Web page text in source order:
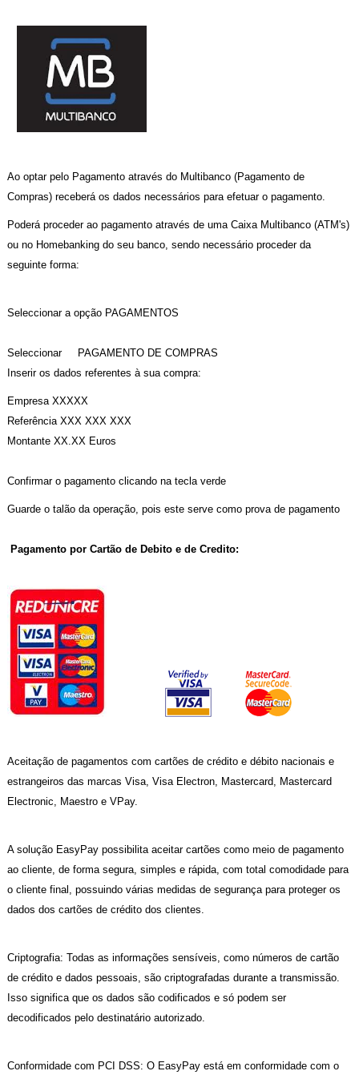
Ao optar pelo Pagamento através do Multibanco (Pagamento de
Compras) receberá os dados necessários para efetuar o pagamento.
Poderá proceder ao pagamento através de uma Caixa Multibanco (ATM's)
ou no Homebanking do seu banco, sendo necessário proceder da
seguinte forma:
Seleccionar a opção PAGAMENTOS
Seleccionar PAGAMENTO DE COMPRAS
Inserir os dados referentes à sua compra:
Empresa XXXXX
Referência XXX XXX XXX
Montante XX.XX Euros
Confirmar o pagamento clicando na tecla verde
Guarde o talão da operação, pois este serve como prova de pagamento
Pagamento por Cartão de Debito e de Credito:
Aceitação de pagamentos com cartões de crédito e débito nacionais e
estrangeiros das marcas Visa, Visa Electron, Mastercard, Mastercard
Electronic, Maestro e VPay.
A solução EasyPay possibilita aceitar cartões como meio de pagamento
ao cliente, de forma segura, simples e rápida, com total comodidade para
o cliente final, possuindo várias medidas de segurança para proteger os
dados dos cartões de crédito dos clientes.
Criptografia: Todas as informações sensíveis, como números de cartão
de crédito e dados pessoais, são criptografadas durante a transmissão.
Isso significa que os dados são codificados e só podem ser
decodificados pelo destinatário autorizado.
Conformidade com PCI DSS: O EasyPay está em conformidade com o